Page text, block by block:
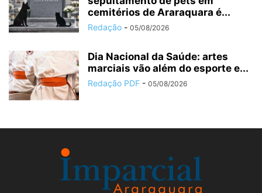
cemitérios de Araraquara é...
Redação - 05/08/2026
Dia Nacional da Saúde: artes
marciais vão além do esporte e...
Redação PDF - 05/08/2026